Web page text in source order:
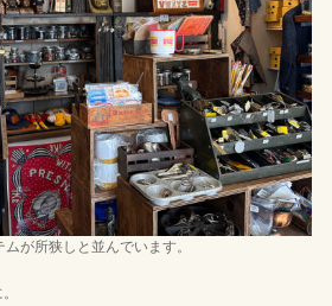
が所狭しと並んでいます。